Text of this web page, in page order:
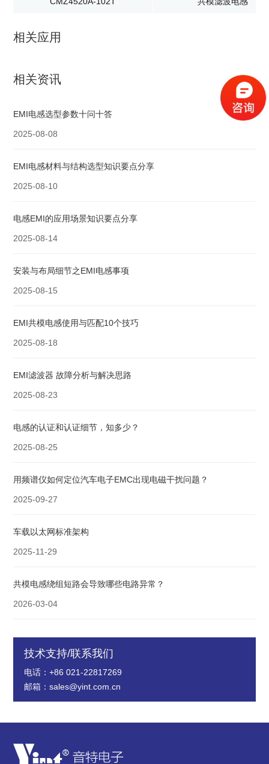
相关应用
相关资讯
EMI电感选型参数十问十答
2025-08-08
EMI电感材料与结构选型知识要点分享
2025-08-10
电感EMI的应用场景知识要点分享
2025-08-14
安装与布局细节​之EMI电感事项
2025-08-15
EMI共模电感使用与匹配10个技巧
2025-08-18
EMI滤波器 故障分析与解决思路
2025-08-23
电感的认证和认证细节，知多少？
2025-08-25
用频谱仪如何定位汽车电子EMC出现电磁干扰问题？
2025-09-27
车载以太网标准架构
2025-11-29
共模电感绕组短路会导致哪些电路异常？
2026-03-04
技术支持/联系我们
电话：+86 021-22817269
邮箱：sales@yint.com.cn